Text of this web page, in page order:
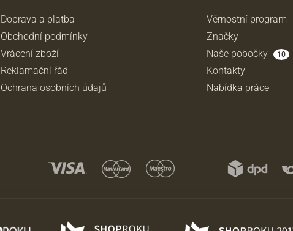
Doprava a platba
Obchodní podmínky
Vrácení zboží
Reklamační řád
Ochrana osobních údajů
Věrnostní program
Značky
Naše pobočky
10
Kontakty
Nabídka práce